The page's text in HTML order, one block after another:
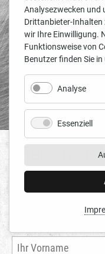
Analysezwecken und
Drittanbieter-Inhalten
wir Ihre Einwilligung.
Funktionsweise von
Benutzer finden Sie
Analyse
Essenziell
Hier